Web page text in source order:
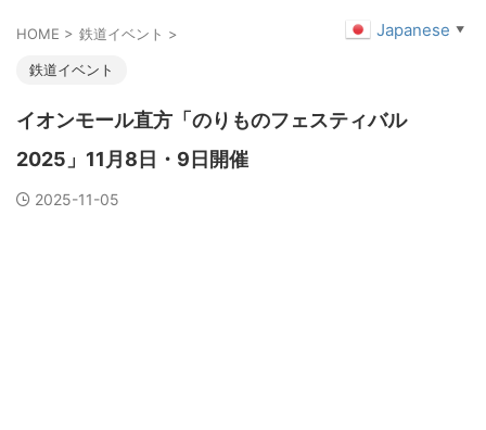
HOME > 鉄道イベント >
鉄道イベント
イオンモール直方「のりものフェスティバル
2025」11月8日・9日開催
2025-11-05
Japanese ▼